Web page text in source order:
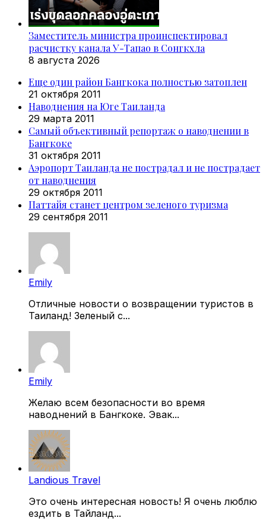
Заместитель министра проинспектировал
расчистку канала У-Тапао в Сонгкхла
8 августа 2026
Еще один район Бангкока полностью затоплен
21 октября 2011
Наводнения на Юге Таиланда
29 марта 2011
Самый объективный репортаж о наводнении в
Бангкоке
31 октября 2011
Аэропорт Таиланда не пострадал и не пострадает
от наводнения
29 октября 2011
Паттайя станет центром зеленого туризма
29 сентября 2011
Emily
Отличные новости о возвращении туристов в
Таиланд! Зеленый с...
Emily
Желаю всем безопасности во время
наводнений в Бангкоке. Эвак...
Landious Travel
Это очень интересная новость! Я очень люблю
ездить в Тайланд...